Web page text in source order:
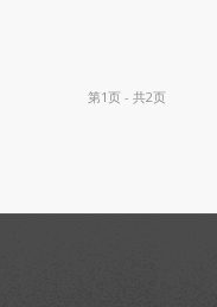
第1页 - 共2页